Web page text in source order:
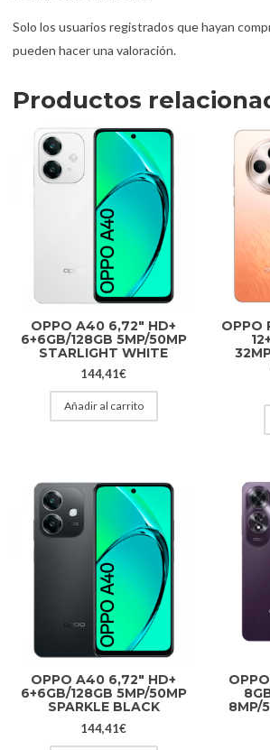
Solo los usuarios registrados que hayan
pueden hacer una valoración.
Productos
OPPO A40 6,72″ HD+
6+6GB/128GB 5MP/50MP
STARLIGHT WHITE
144,41€
Añadir al carrito
OPPO
OPPO A40 6,72″ HD+
6+6GB/128GB 5MP/50MP
SPARKLE BLACK
144,41€
8MP/